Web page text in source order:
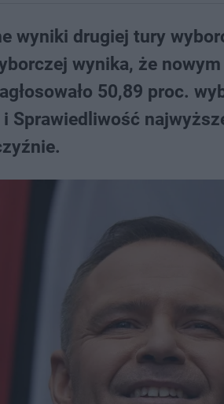
wyniki drugiej tury
wynika, że
50,89 proc.
Sprawiedliwość